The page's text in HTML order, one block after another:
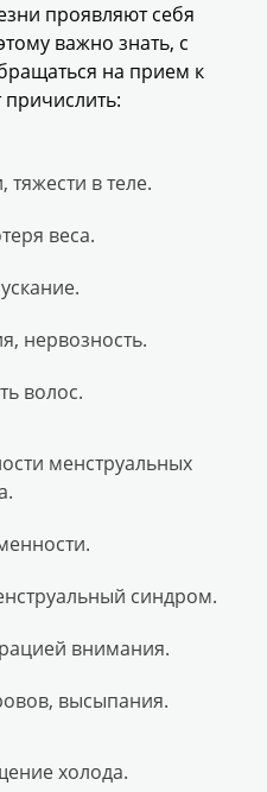
проявляют себя
важно знать, с
на прием к
в теле.
веса.
нервозность.
волос.
менструальных
синдром.
внимания.
высыпания.
холода.